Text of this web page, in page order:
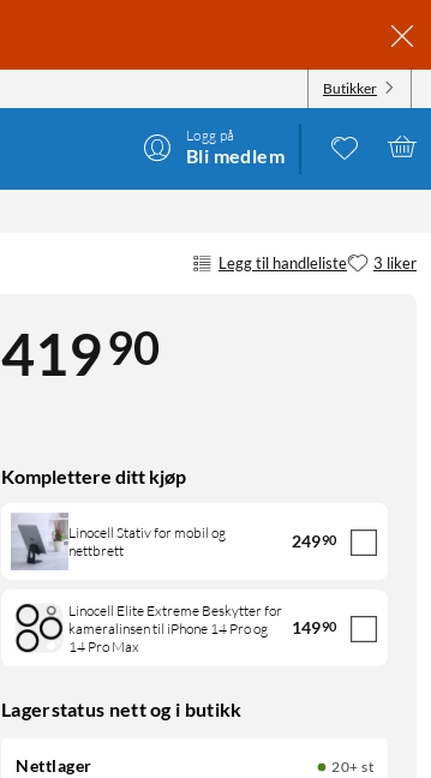
Butikker
Logg på
Bli medlem
Legg til handleliste 3 liker
41990
Komplettere ditt kjøp
Linocell Stativ for mobil og
nettbrett
24990
Linocell Elite Extreme Beskytter for
kameralinsen til iPhone 14 Pro og
14 Pro Max
14990
Lagerstatus nett og i butikk
Nettlager
20+ st